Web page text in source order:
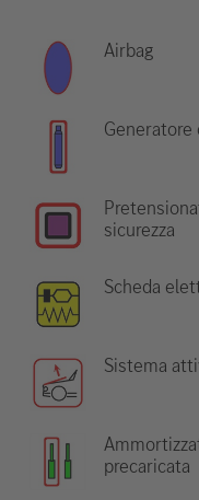
Airbag
Generatore
sicurezza
Scheda
Sistema
precaricata